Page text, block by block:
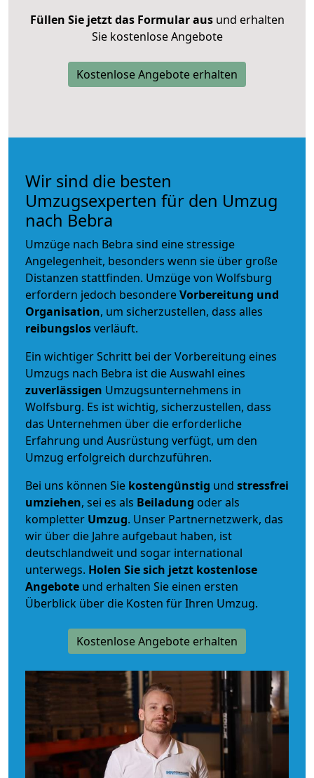
Füllen Sie jetzt das Formular ausund erhalten
Sie kostenlose Angebote
Kostenlose Angebote erhalten
Wir sind die besten
Umzugsexperten für den Umzug
nach Bebra
Umzüge nach Bebra sind eine stressige
Angelegenheit, besonders wenn sie über große
Distanzen stattfinden. Umzüge von Wolfsburg
erfordern jedoch besondereVorbereitung und
Organisation, um sicherzustellen, dass alles
reibungslosverläuft.
Ein wichtiger Schritt bei der Vorbereitung eines
Umzugs nach Bebra ist die Auswahl eines
zuverlässigen Umzugsunternehmens in
Wolfsburg. Es ist wichtig, sicherzustellen, dass
das Unternehmen über die erforderliche
Erfahrung und Ausrüstung verfügt, um den
Umzug erfolgreich durchzuführen.
Bei uns können Sie kostengünstig und stressfrei
umziehen, sei es als Beiladung oder als
kompletter Umzug. Unser Partnernetzwerk, das
wir über die Jahre aufgebaut haben, ist
deutschlandweit und sogar international
unterwegs. Holen Sie sich jetzt kostenlose
Angebote und erhalten Sie einen ersten
Überblick über die Kosten für Ihren Umzug.
Kostenlose Angebote erhalten